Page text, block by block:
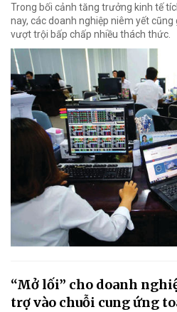
Trong bối cảnh tăng trưởng kinh tế
nay, các doanh nghiệp niêm yết
vượt trội bấp chấp nhiều thách thức.
“Mở lối” cho doanh
trợ vào chuỗi cung ứng